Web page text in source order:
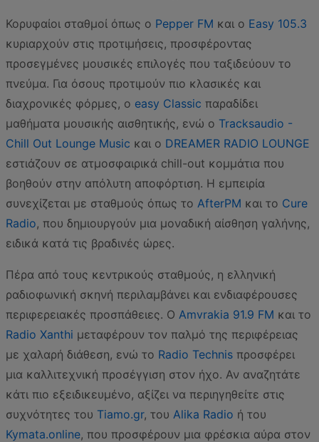
Κορυφαίοι σταθμοί όπως ο Pepper FM και ο Easy 105.3
κυριαρχούν στις προτιμήσεις, προσφέροντας
προσεγμένες μουσικές επιλογές που ταξιδεύουν το
πνεύμα. Για όσους προτιμούν πιο κλασικές και
διαχρονικές φόρμες, ο easy Classic παραδίδει
μαθήματα μουσικής αισθητικής, ενώ ο Tracksaudio -
Chill Out Lounge Music και ο DREAMER RADIO LOUNGE
εστιάζουν σε ατμοσφαιρικά chill-out κομμάτια που
βοηθούν στην απόλυτη αποφόρτιση. Η εμπειρία
συνεχίζεται με σταθμούς όπως το AfterPM και το Cure
Radio, που δημιουργούν μια μοναδική αίσθηση γαλήνης,
ειδικά κατά τις βραδινές ώρες.
Πέρα από τους κεντρικούς σταθμούς, η ελληνική
ραδιοφωνική σκηνή περιλαμβάνει και ενδιαφέρουσες
περιφερειακές προσπάθειες. Ο Amvrakia 91.9 FM και το
Radio Xanthi μεταφέρουν τον παλμό της περιφέρειας
με χαλαρή διάθεση, ενώ το Radio Technis προσφέρει
μια καλλιτεχνική προσέγγιση στον ήχο. Αν αναζητάτε
κάτι πιο εξειδικευμένο, αξίζει να περιηγηθείτε στις
συχνότητες του Tiamo.gr, του Alika Radio ή του
Kymata.online, που προσφέρουν μια φρέσκια αύρα στον